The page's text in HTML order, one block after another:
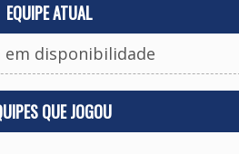
EQUIPE ATUAL
em disponibilidade
QUE JOGOU